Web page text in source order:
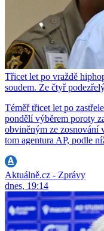
Třicet let po vraždě
soudem. Ze čtyř
Téměř třicet let po
pondělí výběrem poroty
obviněným ze zosnování
tom agentura AP, podle
Aktuálně.cz - Zprávy
dnes, 19:14